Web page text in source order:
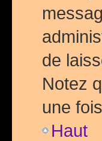
de
Notez
une
Haut